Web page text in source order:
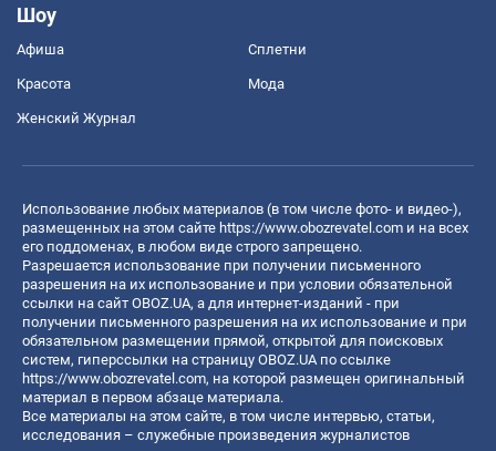
Шоу
Афиша Сплетни
Красота Мода
Женский Журнал
Использование любых материалов (в том числе фото- и видео-),
размещенных на этом сайте https://www.obozrevatel.com и на всех
его поддоменах, в любом виде строго запрещено.
Разрешается использование при получении письменного
разрешения на их использование и при условии обязательной
ссылки на сайт OBOZ.UA, а для интернет-изданий - при
получении письменного разрешения на их использование и при
обязательном размещении прямой, открытой для поисковых
систем, гиперссылки на страницу OBOZ.UA по ссылке
https://www.obozrevatel.com, на которой размещен оригинальный
материал в первом абзаце материала.
Все материалы на этом сайте, в том числе интервью, статьи,
исследования – служебные произведения журналистов